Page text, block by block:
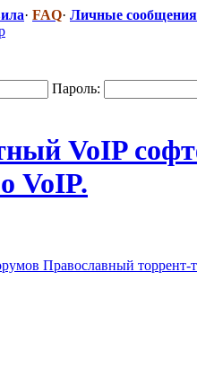
· FAQ· Личные сообщения
Пароль:
VoIP
VoIP.
Православный торрент-